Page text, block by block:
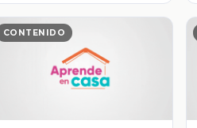
CONTENIDO